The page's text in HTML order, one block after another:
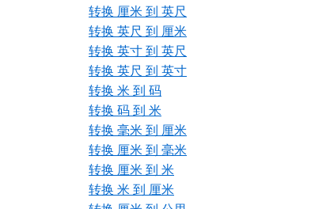
转换 厘米 到 英尺
转换 英尺 到 厘米
转换 英寸 到 英尺
转换 英尺 到 英寸
转换 米 到 码
转换 码 到 米
转换 毫米 到 厘米
转换 厘米 到 毫米
转换 厘米 到 米
转换 米 到 厘米